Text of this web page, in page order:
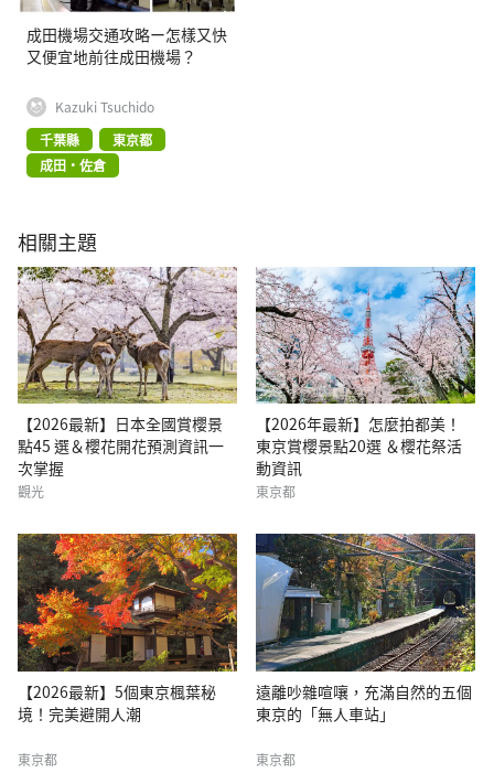
成田機場交通攻略ー怎樣又快
又便宜地前往成田機場？
Kazuki Tsuchido
千葉縣
東京都
成田・佐倉
相關主題
【2026最新】日本全國賞櫻景
點45 選＆櫻花開花預測資訊一
次掌握
觀光
【2026年最新】怎麼拍都美！
東京賞櫻景點20選 ＆櫻花祭活
動資訊
東京都
【2026最新】5個東京楓葉秘
境！完美避開人潮
東京都
遠離吵雜喧嚷，充滿自然的五個
東京的「無人車站」
東京都